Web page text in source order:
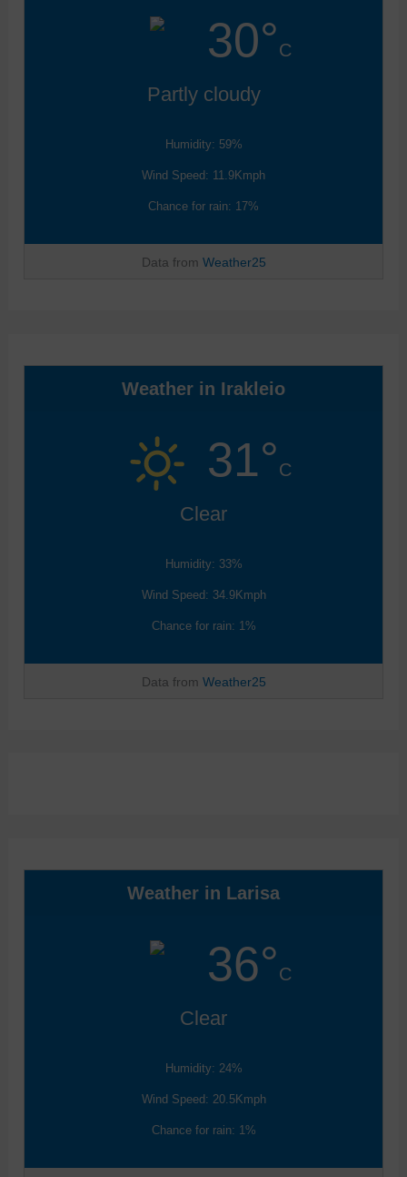
30°C
Partly cloudy
Humidity: 59%
Wind Speed: 11.9Kmph
Chance for rain: 17%
Data from Weather25
Weather in Irakleio
31°C
Clear
Humidity: 33%
Wind Speed: 34.9Kmph
Chance for rain: 1%
Data from Weather25
Weather in Larisa
36°C
Clear
Humidity: 24%
Wind Speed: 20.5Kmph
Chance for rain: 1%